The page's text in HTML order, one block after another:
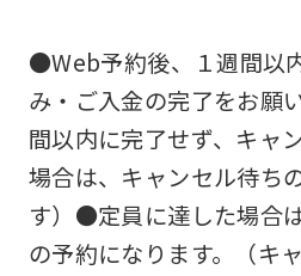
●Web予約後、１週間以
み・ご入金の完了をお願
間以内に完了せず、キャ
場合は、キャンセル待ち
す）●定員に達した場合
の予約になります。（キ
is